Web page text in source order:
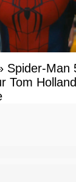
Spider-Man
Holland